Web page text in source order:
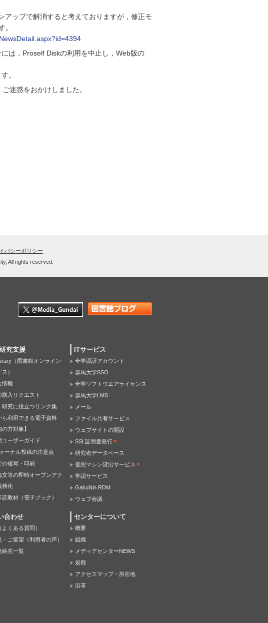
アップで解消すると考えておりますが，修正モ
。
は，Proself Diskの利用を中止し，Web版の
。
迷惑をおかけしました。
バシーポリシー
All rights reserved.
究支援
（図書館オンライン
）
情報
購入リクエスト
研究に役立つリンク集
ら利用できる電子資料
の方対象】
ユーザーガイド
ーナル投稿の注意点
の複写・印刷
文等の即時オープンアク
務化
読教材（電子ブック）
ITサービス
全学認証アカウント
群馬大学SSO
全学ソフトウエアライセンス
群馬大学LMS
メール
ファイル共有サービス
ウェブサイトの開設
SSL証明書発行
研究者データベース
仮想マシン貸出サービス
学認サービス
GakuNin RDM
ウェブ会議
合わせ
よくある質問）
・ご要望（利用者の声）
絡先一覧
センターについて
概要
組織
メディアセンターNEWS
規程
アクセスマップ・所在地
沿革